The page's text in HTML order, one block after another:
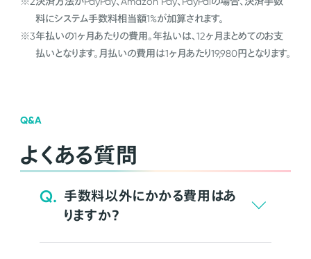
料にシステム手数料相当額1%が加算されます。
※3年払いの1ヶ月あたりの費用。年払いは、12ヶ月まとめてのお支
払いとなります。月払いの費用は1ヶ月あたり19,980円となります。
Q&A
よくある質問
Q. 手数料以外にかかる費用はあ
りますか？